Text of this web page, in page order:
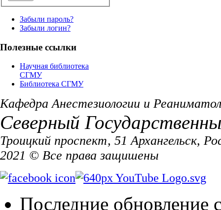
Забыли пароль?
Забыли логин?
Полезные ссылки
Научная библиотека
СГМУ
Библиотека СГМУ
Кафедра Анестезиологии и
Северный
Троицкий проспект, 51 Архангельск,
2021 © Все права защишены
Последние обновление